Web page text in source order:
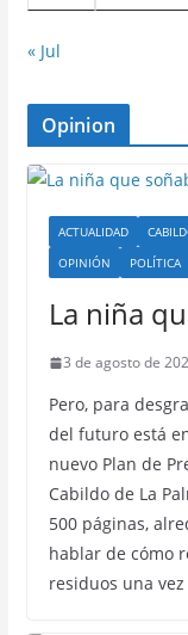
« Jul
Opinion
ACTUALIDAD
OPINIÓN
POLÍTICA
La niña
3 de agosto de
Pero, para
del futuro está
nuevo Plan de
Cabildo de La
500 páginas,
hablar de cómo
residuos una